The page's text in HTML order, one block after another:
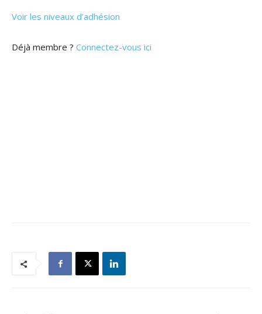
Voir les niveaux d’adhésion
Déjà membre ? Connectez-vous ici